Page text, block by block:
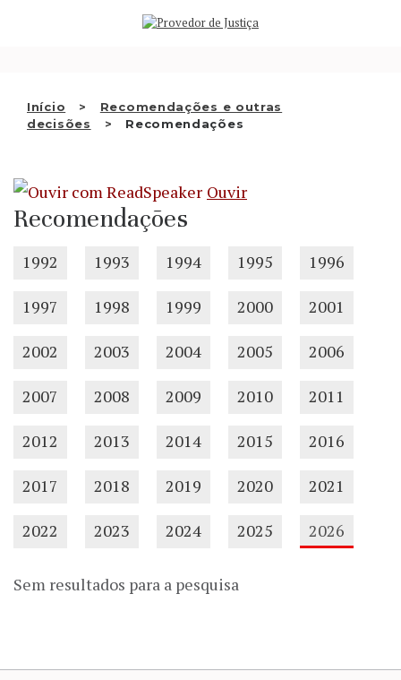
Início
Recomendações e outras
decisões
Recomendações
QUEM SOMOS
RECOMENDAÇÕES E OUTRAS
DECISÕES
APRESENTAR QUEIXA
PT
Ouvir
Recomendações
1992 1993 1994 1995 1996
1997 1998 1999 2000 2001
2002 2003 2004 2005 2006
2007 2008 2009 2010 2011
2012 2013 2014 2015 2016
2017 2018 2019 2020 2021
2022 2023 2024 2025 2026
Sem resultados para a pesquisa